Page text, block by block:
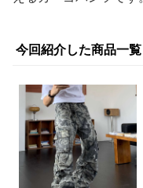
今回紹介した商品一覧